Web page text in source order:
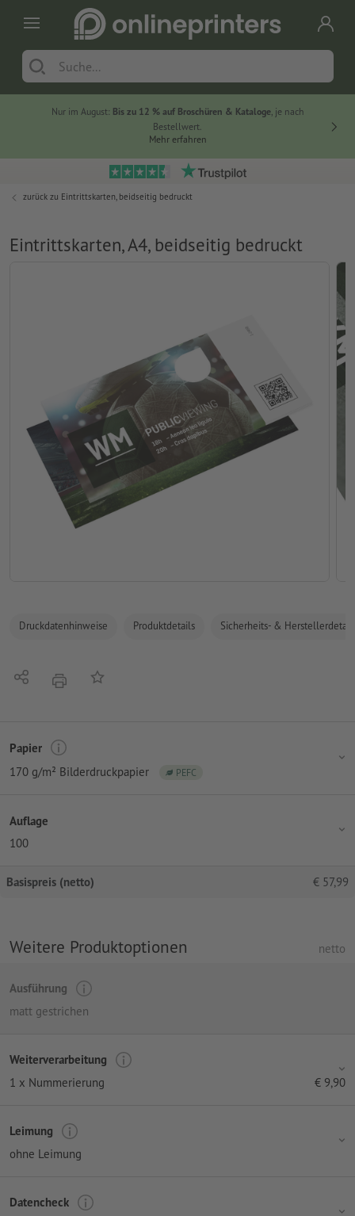
Nur im August: Bis zu 12 % auf Broschüren & Kataloge, je nach
Bestellwert.
Mehr erfahren
zurück zu Eintrittskarten, beidseitig bedruckt
Eintrittskarten, A4, beidseitig bedruckt
Druckdatenhinweise Produktdetails Sicherheits- &
Teilen DruckenAuf die Merkliste
Papier
170 g/m² Bilderdruckpapier
PEFC
Auflage
100
Basispreis (netto) € 57,99
Weitere Produktoptionen netto
Ausführung
matt gestrichen
Weiterverarbeitung
1 x Nummerierung
€ 9,90
Leimung
ohne Leimung
Datencheck